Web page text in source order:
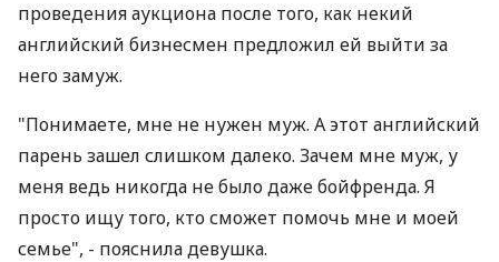
проведения аукциона после того, как некий
английский бизнесмен предложил ей выйти за
него замуж.
"Понимаете, мне не нужен муж. А этот английский
парень зашел слишком далеко. Зачем мне муж, у
меня ведь никогда не было даже бойфренда. Я
просто ищу того, кто сможет помочь мне и моей
семье", - пояснила девушка.